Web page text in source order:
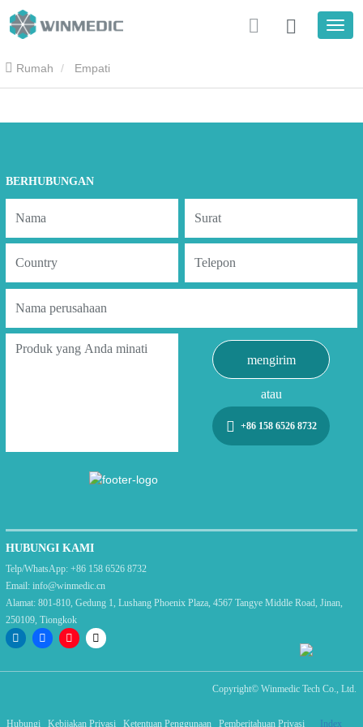
Rumah Empati
BERHUBUNGAN
mengirim
atau
+86 158 6526 8732
HUBUNGI KAMI
Telp/WhatsApp: +86 158 6526 8732
Email: info@winmedic.cn
Alamat: 801-810, Gedung 1, Lushang Phoenix Plaza, 4567 Tangye Middle Road, Jinan,
250109, Tiongkok
Copyright© Winmedic Tech Co., Ltd.
Hubungi Kebijakan Privasi Ketentuan Penggunaan Pemberitahuan Privasi Index